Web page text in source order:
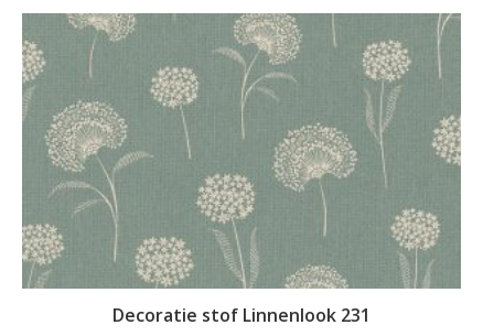
kerstman
kerstster
keuken
kippen
klaproos
klaprozen
klaver
Decoratie stof Linnenlook 231